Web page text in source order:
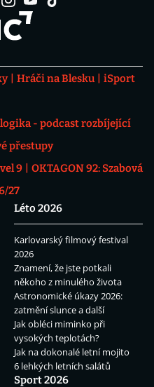
Hráči na Blesku
iSport
- podcast rozbíjející
přestupy
9
OKTAGON 92: Szabová
27
Léto 2026
Karlovarský filmový festival
2026
Znamení, že jste potkali
někoho z minulého života
Astronomické úkazy 2026:
zatmění slunce a další
Jak obléci miminko při
vysokých teplotách?
Jak na dokonalé letní mojito
6 lehkých letních salátů
Sport 2026